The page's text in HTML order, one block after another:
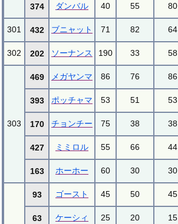
374 ダンバル 40 55 80
301 432 ブニャット 71 82 64
302 202 ソーナンス 190 33 58
303
469 メガヤンマ 86 76 86
393 ポッチャマ 53 51 53
170 チョンチー 75 38 38
427 ミミロル 55 66 44
163 ホーホー 60 30 30
93 ゴースト 45 50 45
63 ケーシィ 25 20 15